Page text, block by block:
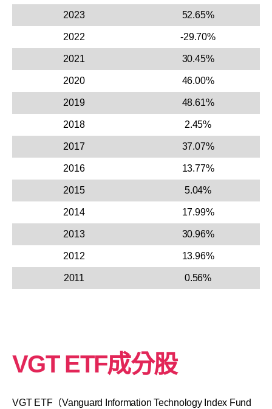
2023 52.65%
2022 -29.70%
2021 30.45%
2020 46.00%
2019 48.61%
2018 2.45%
2017 37.07%
2016 13.77%
2015 5.04%
2014 17.99%
2013 30.96%
2012 13.96%
2011 0.56%
VGT ETF成分股
VGT ETF（Vanguard Information Technology Index Fund